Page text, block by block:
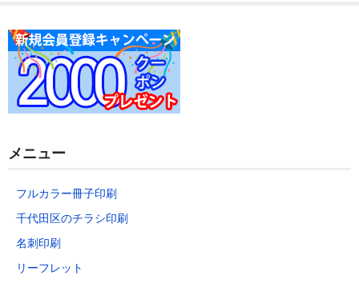
ポスター
データの作り方
お問い合わせ
メニュー
フルカラー冊子印刷
千代田区のチラシ印刷
名刺印刷
リーフレット